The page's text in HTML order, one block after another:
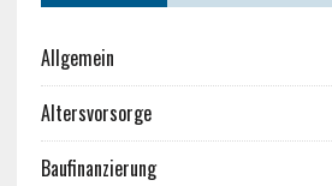
Allgemein
Altersvorsorge
Baufinanzierung